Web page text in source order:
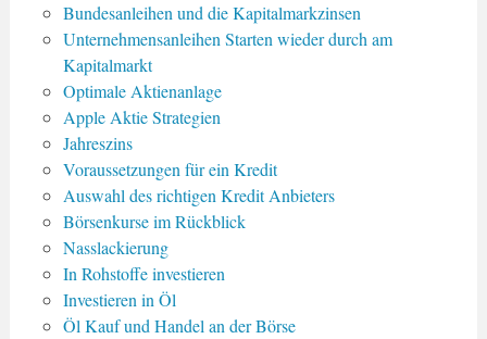
Bundesanleihen und die Kapitalmarkzinsen
Unternehmensanleihen Starten wieder durch am
Kapitalmarkt
Optimale Aktienanlage
Apple Aktie Strategien
Jahreszins
Voraussetzungen für ein Kredit
Auswahl des richtigen Kredit Anbieters
Börsenkurse im Rückblick
Nasslackierung
In Rohstoffe investieren
Investieren in Öl
Öl Kauf und Handel an der Börse